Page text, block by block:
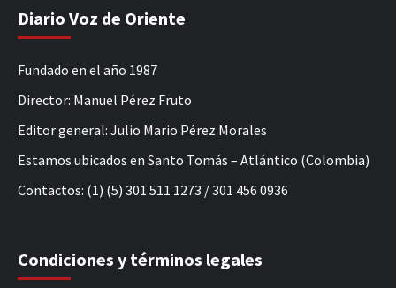
Diario Voz de Oriente
Fundado en el año 1987
Director: Manuel Pérez Fruto
Editor general: Julio Mario Pérez Morales
Estamos ubicados en Santo Tomás – Atlántico (Colombia)
Contactos: (1) (5) 301 511 1273 / 301 456 0936
Condiciones y términos legales